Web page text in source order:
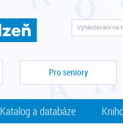
Pro seniory
Katalog a databáze